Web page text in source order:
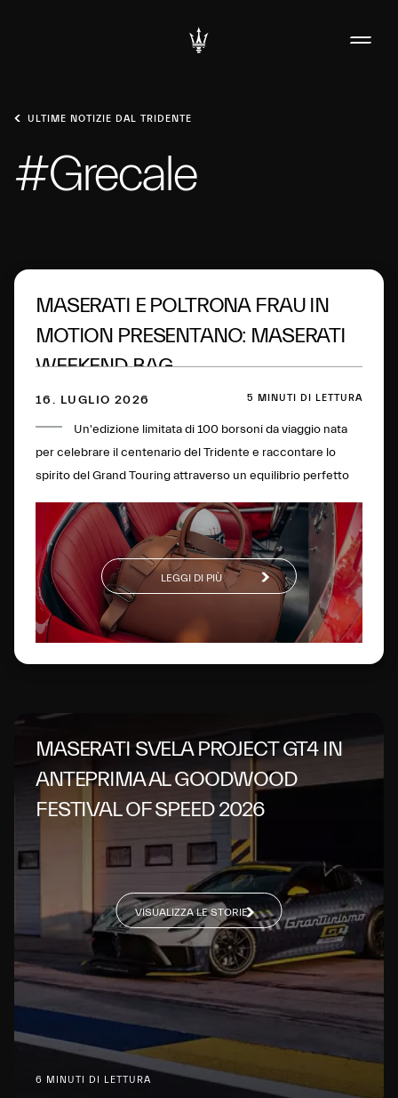
ULTIME NOTIZIE DAL TRIDENTE
#Grecale
MASERATI E POLTRONA FRAU IN
MOTION PRESENTANO: MASERATI
WEEKEND BAG
16. LUGLIO 2026 5 MINUTI DI LETTURA
Un'edizione limitata di 100 borsoni da viaggio nata
per celebrare il centenario del Tridente e raccontare lo
spirito del Grand Touring attraverso un equilibrio perfetto
e innovazione
LEGGI DI PIÙ
MASERATI SVELA PROJECT GT4 IN
ANTEPRIMA AL GOODWOOD
FESTIVAL OF SPEED 2026
6 MINUTI DI LETTURA
VISUALIZZA LE STORIE